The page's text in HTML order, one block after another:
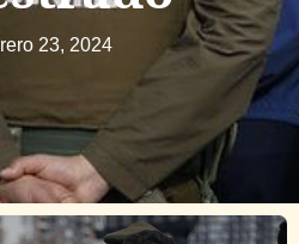
23, 2024